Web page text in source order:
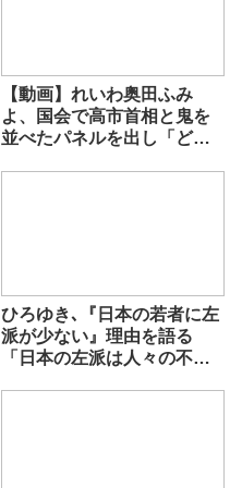
【動画】れいわ奥田ふみ
よ、国会で高市首相と鬼を
並べたパネルを出し「どち
ひろゆき､『日本の若者に左
派が少ない』理由を語る
「日本の左派は人々の不安